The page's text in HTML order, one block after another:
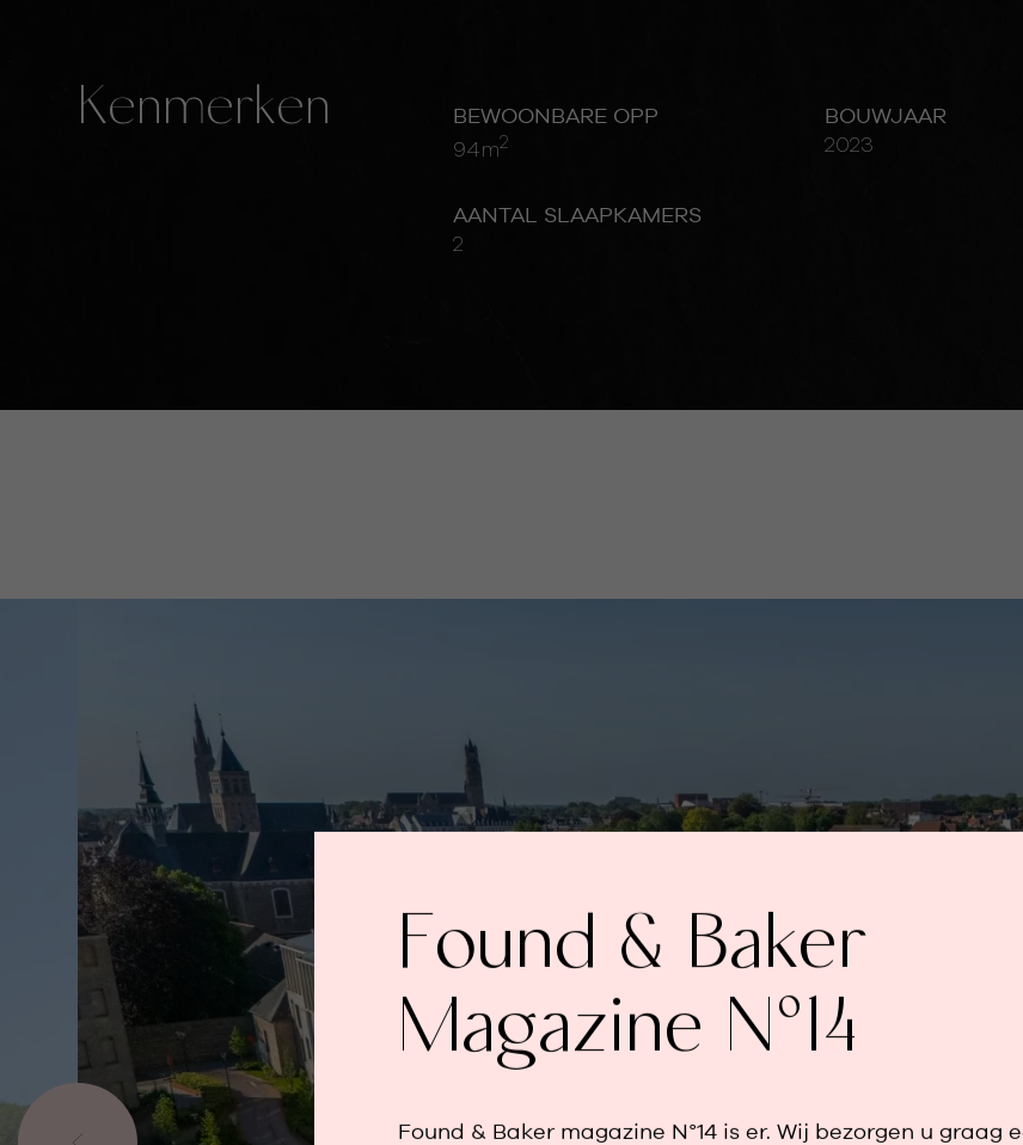
Kenmerken
BEWOONBARE OPP
94m2
BOUWJAAR
2023
AANTAL SLAAPKAMERS
2
Found & Baker
Magazine N°14
Found & Baker magazine N°14 is er. Wij bezorgen u graag